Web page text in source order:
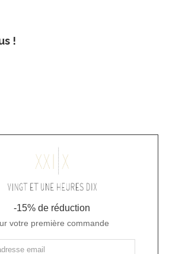
!
-15% de réduction
votre première commande